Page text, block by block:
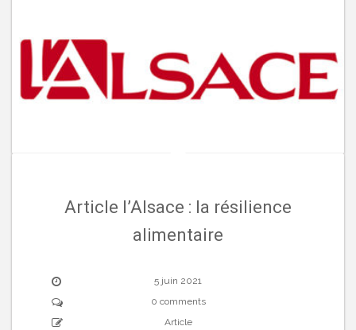
Article l’Alsace : la résilience
alimentaire
5 juin 2021
0 comments
Article